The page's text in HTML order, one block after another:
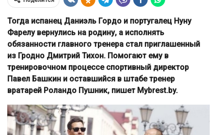
Тогда испанец Даниэль Гордо и португалец Нуну
Фарелу вернулись на родину, а исполнять
обязанности главного тренера стал приглашенный
из Гродно Дмитрий Тихон. Помогают ему в
тренировочном процессе спортивный директор
Павел Башкин и оставшийся в штабе тренер
вратарей Роландо Пушник, пишет Mybrest.by.